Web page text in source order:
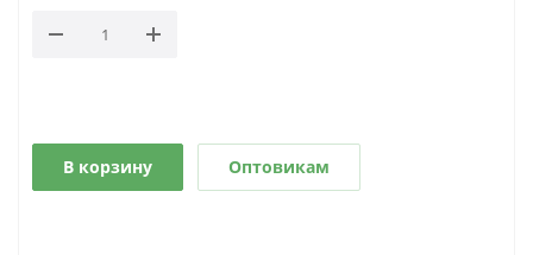
В корзину Оптовикам